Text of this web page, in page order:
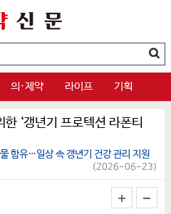
의·제약 라이프 기획
‘갱년기 프로텍션 라폰티
함유…일상 속 갱년기 건강 관리 지원
(2026-06-23)